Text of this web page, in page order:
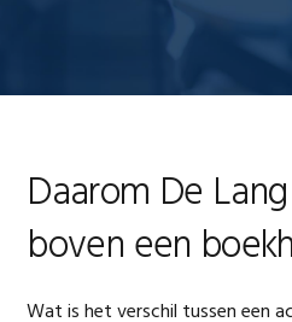
Daarom De
boven een
Wat is het verschil tussen een